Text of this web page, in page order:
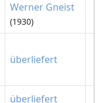
Werner Gneist
(1930)
überliefert
überliefert